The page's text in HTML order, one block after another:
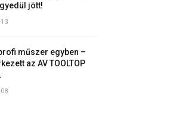
jött!
műszer egyben –
az AV TOOLTOP